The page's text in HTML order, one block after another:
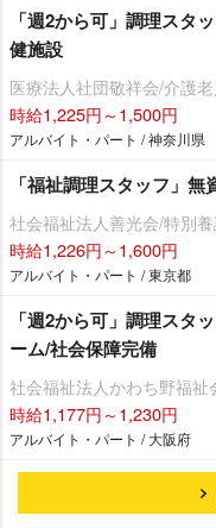
「週2から可」調理スタ
健施設
医療法人社団敬祥会/介護
時給1,225円～1,500円
アルバイト・パート / 神奈川県
「福祉調理スタッフ」
社会福祉法人善光会/特別
時給1,226円～1,600円
アルバイト・パート / 東京都
「週2から可」調理スタ
ーム/社会保障完備
社会福祉法人かわち野福
時給1,177円～1,230円
アルバイト・パート / 大阪府